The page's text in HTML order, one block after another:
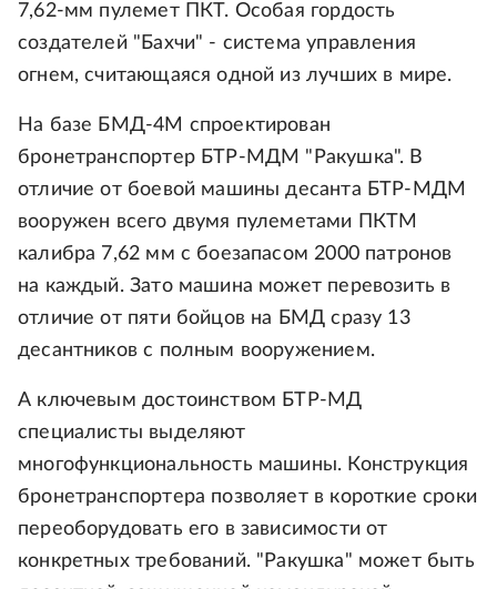
7,62-мм пулемет ПКТ. Особая гордость
создателей "Бахчи" - система управления
огнем, считающаяся одной из лучших в мире.
На базе БМД-4М спроектирован
бронетранспортер БТР-МДМ "Ракушка". В
отличие от боевой машины десанта БТР-МДМ
вооружен всего двумя пулеметами ПКТМ
калибра 7,62 мм с боезапасом 2000 патронов
на каждый. Зато машина может перевозить в
отличие от пяти бойцов на БМД сразу 13
десантников с полным вооружением.
А ключевым достоинством БТР-МД
специалисты выделяют
многофункциональность машины. Конструкция
бронетранспортера позволяет в короткие сроки
переоборудовать его в зависимости от
конкретных требований. "Ракушка" может быть